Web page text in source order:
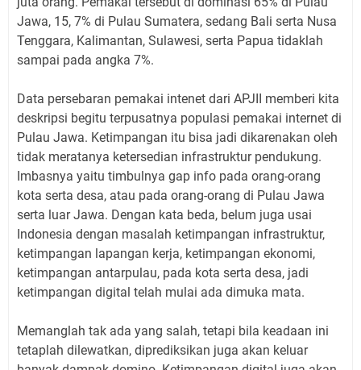
Jawa, 15, 7% di Pulau Sumatera, sedang Bali serta Nusa
Tenggara, Kalimantan, Sulawesi, serta Papua tidaklah
sampai pada angka 7%.
Data persebaran pemakai intenet dari APJII memberi kita
deskripsi begitu terpusatnya populasi pemakai internet di
Pulau Jawa. Ketimpangan itu bisa jadi dikarenakan oleh
tidak meratanya ketersedian infrastruktur pendukung.
Imbasnya yaitu timbulnya gap info pada orang-orang
kota serta desa, atau pada orang-orang di Pulau Jawa
serta luar Jawa. Dengan kata beda, belum juga usai
Indonesia dengan masalah ketimpangan infrastruktur,
ketimpangan lapangan kerja, ketimpangan ekonomi,
ketimpangan antarpulau, pada kota serta desa, jadi
ketimpangan digital telah mulai ada dimuka mata.
Memanglah tak ada yang salah, tetapi bila keadaan ini
tetaplah dilewatkan, diprediksikan juga akan keluar